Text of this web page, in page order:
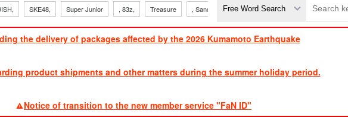
​ ​​ ​​ ​​ ​
SKE48, ​ ​
Super Junior , 83z, ​ ​
Treasure , Sandaime ​ ​
TVXQ
the delivery of packages affected by the 2026 Kumamoto Earthquake
product shipments and other matters during the summer holiday period.
Notice of transition to the new member service "FaN ID"